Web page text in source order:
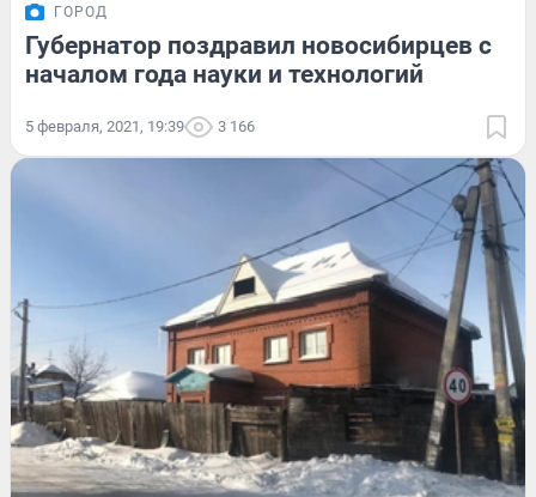
ГОРОД
Губернатор поздравил новосибирцев с
началом года науки и технологий
5 февраля, 2021, 19:39 3 166